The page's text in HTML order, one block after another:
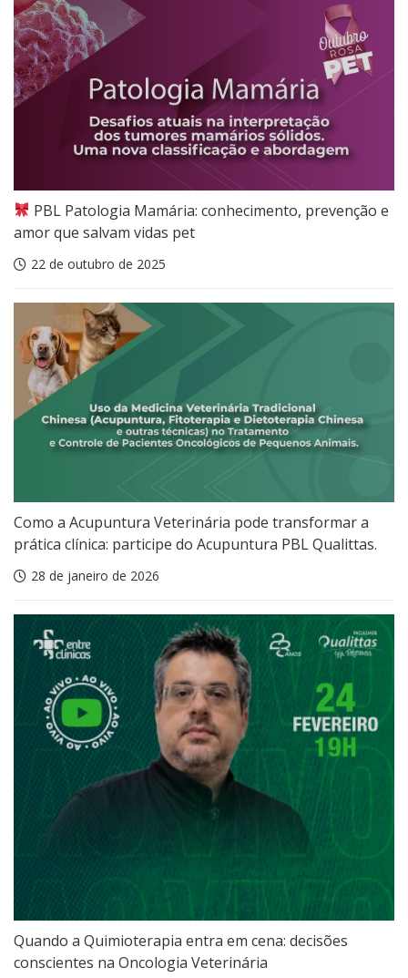
PBL Patologia Mamária: conhecimento, prevenção e
amor que salvam vidas pet
22 de outubro de 2025
Como a Acupuntura Veterinária pode transformar a
prática clínica: participe do Acupuntura PBL Qualittas.
28 de janeiro de 2026
Quando a Quimioterapia entra em cena: decisões
conscientes na Oncologia Veterinária